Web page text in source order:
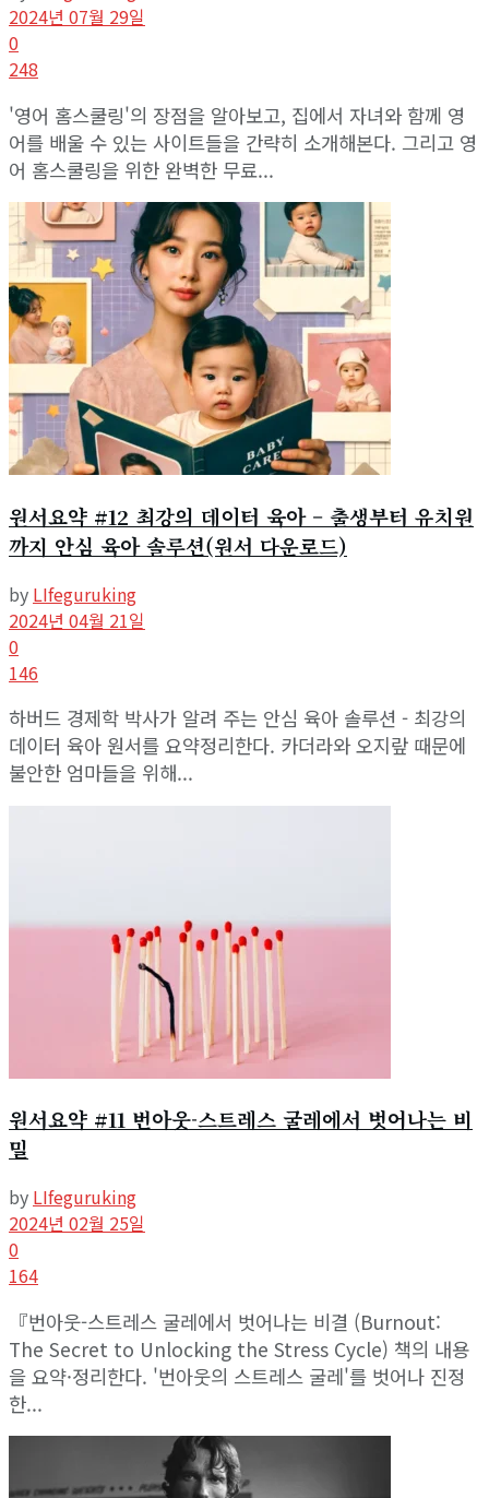
View All Result
2024년 07월 29일
0
248
'영어 홈스쿨링'의 장점을 알아보고, 집에서 자녀와 함께 영
어를 배울 수 있는 사이트들을 간략히 소개해본다. 그리고 영
어 홈스쿨링을 위한 완벽한 무료...
원서요약 #12 최강의 데이터 육아 – 출생부터 유치원
까지 안심 육아 솔루션(원서 다운로드)
by LIfeguruking
2024년 04월 21일
0
146
하버드 경제학 박사가 알려 주는 안심 육아 솔루션 - 최강의
데이터 육아 원서를 요약정리한다. 카더라와 오지랖 때문에
불안한 엄마들을 위해...
원서요약 #11 번아웃-스트레스 굴레에서 벗어나는 비
밀
by LIfeguruking
2024년 02월 25일
0
164
『번아웃-스트레스 굴레에서 벗어나는 비결 (Burnout:
The Secret to Unlocking the Stress Cycle) 책의 내용
을 요약·정리한다. '번아웃의 스트레스 굴레'를 벗어나 진정
한...